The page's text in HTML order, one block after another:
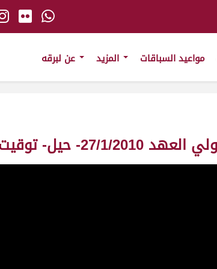
مواعيد السباقات